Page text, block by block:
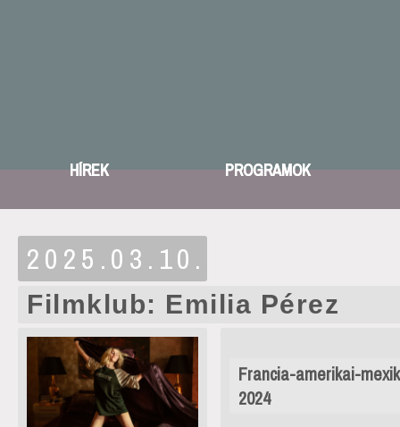
HÍREK PROGRAMOK
2025.03.10.
Filmklub: Emilia Pérez
Francia-amerikai-
2024